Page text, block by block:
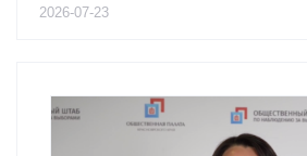
2026-07-23